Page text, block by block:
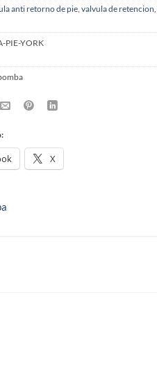
anti retorno de pie valvula de retencion
PIE-YORK
X